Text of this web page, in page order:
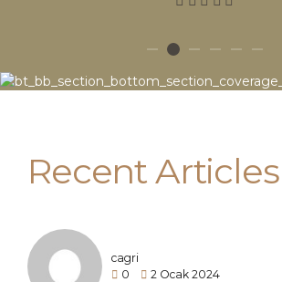
Recent Articles
cagri
0
2 Ocak 2024